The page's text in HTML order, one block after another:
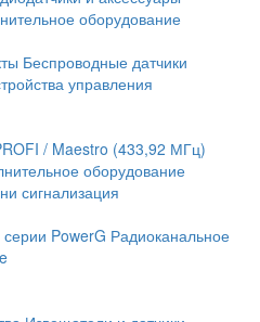
оборудование
Беспроводные датчики
управления
/ Maestro (433,92 МГц)
оборудование
сигнализация
PowerG Радиоканальное